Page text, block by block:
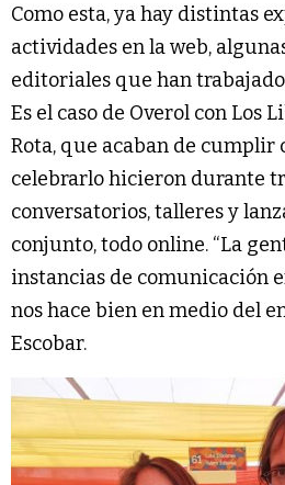
Como esta, ya hay distintas
actividades en la web,
editoriales que han
Es el caso de Overol con Los
Rota, que acaban de cumplir
celebrarlo hicieron durante
conversatorios, talleres y
conjunto, todo online. “La
instancias de comunicación
nos hace bien en medio del
Escobar.